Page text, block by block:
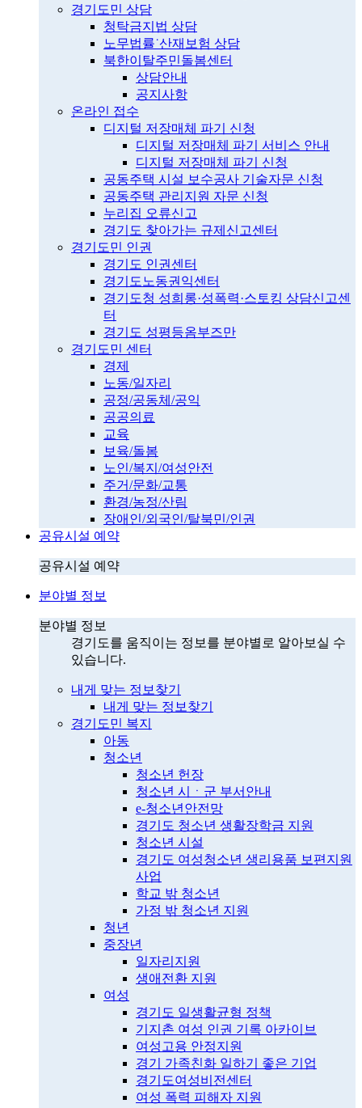
경기도민 상담
청탁금지법 상담
노무법률˙산재보험 상담
북한이탈주민돌봄센터
상담안내
공지사항
온라인 접수
디지털 저장매체 파기 신청
디지털 저장매체 파기 서비스 안내
디지털 저장매체 파기 신청
공동주택 시설 보수공사 기술자문 신청
공동주택 관리지원 자문 신청
누리집 오류신고
경기도 찾아가는 규제신고센터
경기도민 인권
경기도 인권센터
경기도노동권익센터
경기도청 성희롱·성폭력·스토킹 상담신고센
터
경기도 성평등옴부즈만
경기도민 센터
경제
노동/일자리
공정/공동체/공익
공공의료
교육
보육/돌봄
노인/복지/여성안전
주거/문화/교통
환경/농정/산림
장애인/외국인/탈북민/인권
공유시설 예약
공유시설 예약
분야별 정보
분야별 정보
경기도를 움직이는 정보를 분야별로 알아보실 수
있습니다.
내게 맞는 정보찾기
내게 맞는 정보찾기
경기도민 복지
아동
청소년
청소년 헌장
청소년 시ㆍ군 부서안내
e-청소년안전망
경기도 청소년 생활장학금 지원
청소년 시설
경기도 여성청소년 생리용품 보편지원
사업
학교 밖 청소년
가정 밖 청소년 지원
청년
중장년
일자리지원
생애전환 지원
여성
경기도 일생활균형 정책
기지촌 여성 인권 기록 아카이브
여성고용 안정지원
경기 가족친화 일하기 좋은 기업
경기도여성비전센터
여성 폭력 피해자 지원